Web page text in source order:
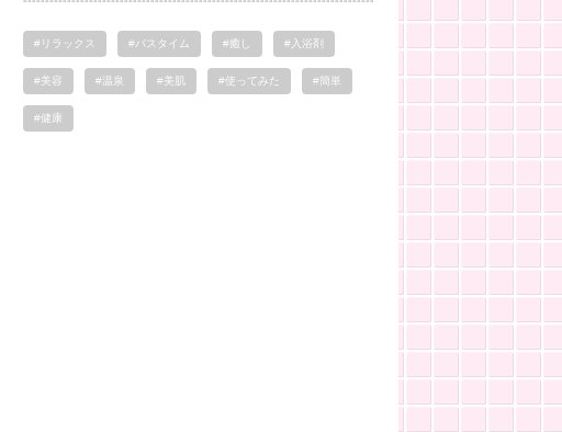
#リラックス #バスタイム #癒し #入浴剤
#美容 #温泉 #美肌 #使ってみた #簡単
#健康